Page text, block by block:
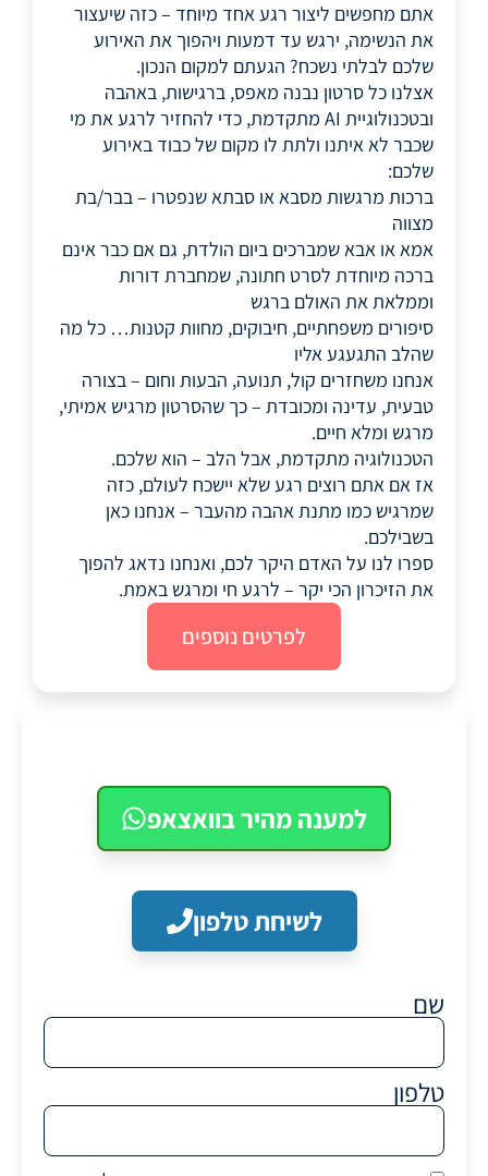
אתם מחפשים ליצור רגע אחד מיוחד – כזה שיעצור
את הנשימה, ירגש עד דמעות ויהפוך את האירוע
שלכם לבלתי נשכח? הגעתם למקום הנכון.
אצלנו כל סרטון נבנה מאפס, ברגישות, באהבה
ובטכנולוגיית AI מתקדמת, כדי להחזיר לרגע את מי
שכבר לא איתנו ולתת לו מקום של כבוד באירוע
שלכם:
ברכות מרגשות מסבא או סבתא שנפטרו – בבר/בת
מצווה
אמא או אבא שמברכים ביום הולדת, גם אם כבר אינם
ברכה מיוחדת לסרט חתונה, שמחברת דורות
וממלאת את האולם ברגש
סיפורים משפחתיים, חיבוקים, מחוות קטנות… כל מה
שהלב התגעגע אליו
אנחנו משחזרים קול, תנועה, הבעות וחום – בצורה
טבעית, עדינה ומכובדת – כך שהסרטון מרגיש אמיתי,
מרגש ומלא חיים.
הטכנולוגיה מתקדמת, אבל הלב – הוא שלכם.
אז אם אתם רוצים רגע שלא יישכח לעולם, כזה
שמרגיש כמו מתנת אהבה מהעבר – אנחנו כאן
בשבילכם.
ספרו לנו על האדם היקר לכם, ואנחנו נדאג להפוך
את הזיכרון הכי יקר – לרגע חי ומרגש באמת.
לפרטים נוספים
למענה מהיר בוואצאפ
לשיחת טלפון
שם
טלפון